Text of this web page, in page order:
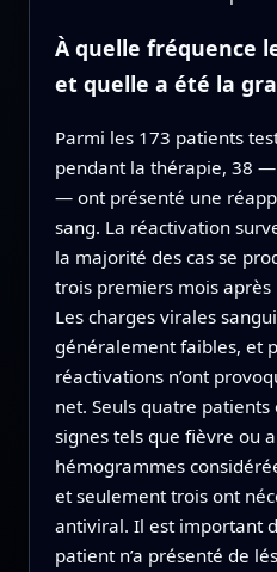
À quelle fréquence
et quelle a été la
Parmi les 173 patients
pendant la thérapie, 38
— ont présenté une
sang. La réactivation
la majorité des cas se
trois premiers mois
Les charges virales
généralement faibles, et
réactivations n’ont
net. Seuls quatre
signes tels que fièvre ou
hémogrammes
et seulement trois ont
antiviral. Il est important
patient n’a présenté de